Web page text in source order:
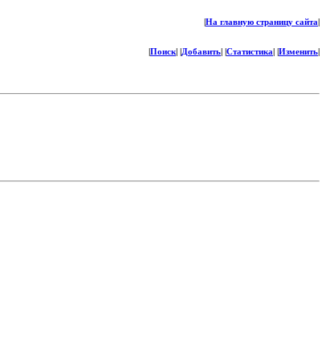
|На главную страницу сайта|
|Поиск| |Добавить| |Статистика| |Изменить|